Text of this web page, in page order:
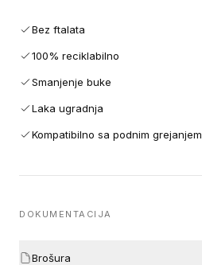
Bez ftalata
100% reciklabilno
Smanjenje buke
Laka ugradnja
Kompatibilno sa podnim grejanjem
DOKUMENTACIJA
Brošura